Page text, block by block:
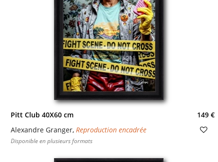
Pitt Club 40X60 cm
149 €
Alexandre Granger, Reproduction encadrée
Disponible en plusieurs formats